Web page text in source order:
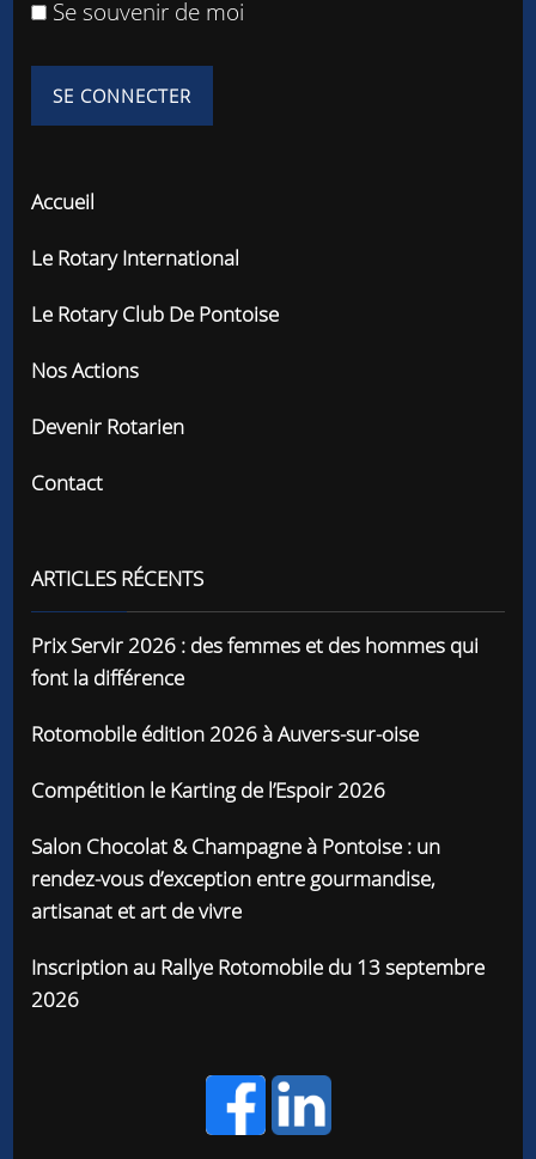
Se souvenir de moi
Accueil
Le Rotary International
Le Rotary Club De Pontoise
Nos Actions
Devenir Rotarien
Contact
ARTICLES RÉCENTS
Prix Servir 2026 : des femmes et des hommes qui
font la différence
Rotomobile édition 2026 à Auvers-sur-oise
Compétition le Karting de l’Espoir 2026
Salon Chocolat & Champagne à Pontoise : un
rendez-vous d’exception entre gourmandise,
artisanat et art de vivre
Inscription au Rallye Rotomobile du 13 septembre
2026